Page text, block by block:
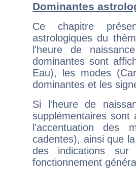
Dominantes
Ce chapitre
astrologiques du
l'heure de
dominantes sont
Eau), les modes
dominantes et les
Si l'heure de
supplémentaires sont
l'accentuation des
cadentes), ainsi que
des indications sur
fonctionnement